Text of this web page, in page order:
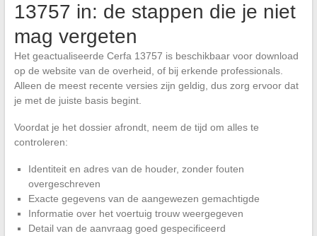
13757 in: de stappen die je niet
mag vergeten
Het geactualiseerde Cerfa 13757 is beschikbaar voor download
op de website van de overheid, of bij erkende professionals.
Alleen de meest recente versies zijn geldig, dus zorg ervoor dat
je met de juiste basis begint.
Voordat je het dossier afrondt, neem de tijd om alles te
controleren:
Identiteit en adres van de houder, zonder fouten
overgeschreven
Exacte gegevens van de aangewezen gemachtigde
Informatie over het voertuig trouw weergegeven
Detail van de aanvraag goed gespecificeerd